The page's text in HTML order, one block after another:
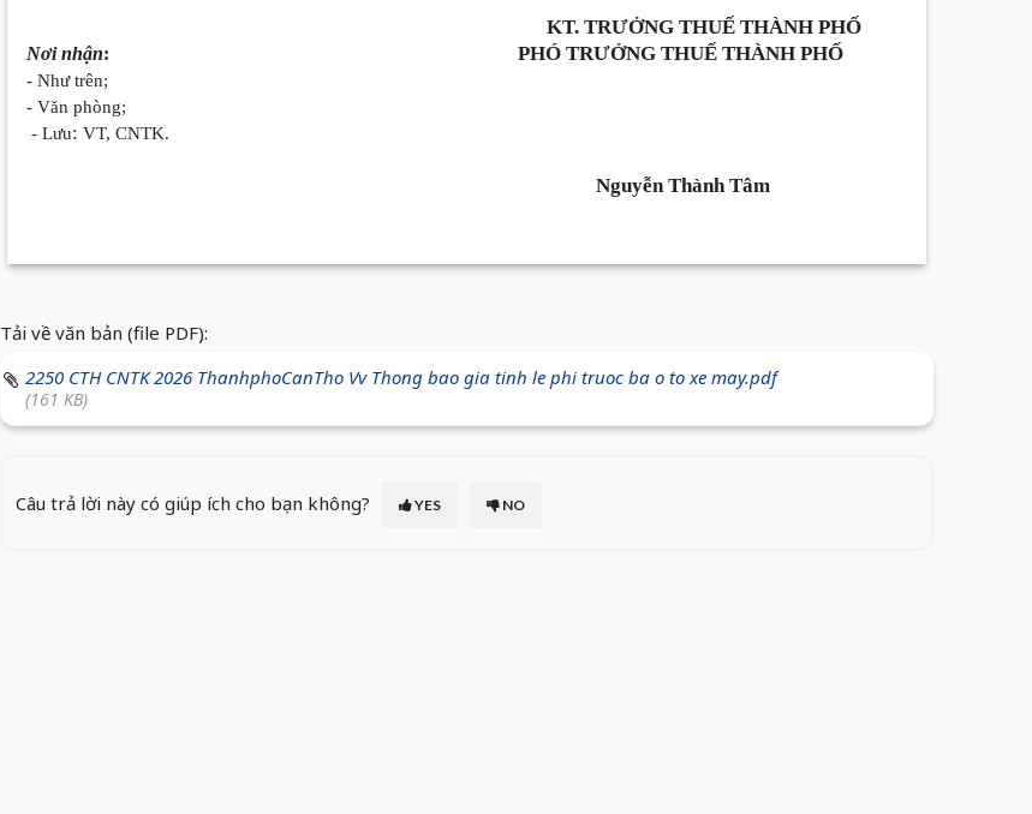
Nơi nhận:
- Như trên;
- Văn phòng;
- Lưu: VT, CNTK.
KT. TRƯỞNG THUẾ THÀNH PHỐ
PHÓ TRƯỞNG THUẾ THÀNH PHỐ
Nguyễn Thành Tâm
Tải về văn bản (file PDF):
2250 CTH CNTK 2026 ThanhphoCanTho Vv Thong bao gia tinh le phi truoc ba o to xe may.pdf
(161 KB)
Câu trả lời này có giúp ích cho bạn không? YES NO